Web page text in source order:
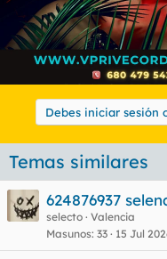
Debes iniciar sesión
Temas similares
624876937
selecto Valencia
Masunos 33 15 Jul